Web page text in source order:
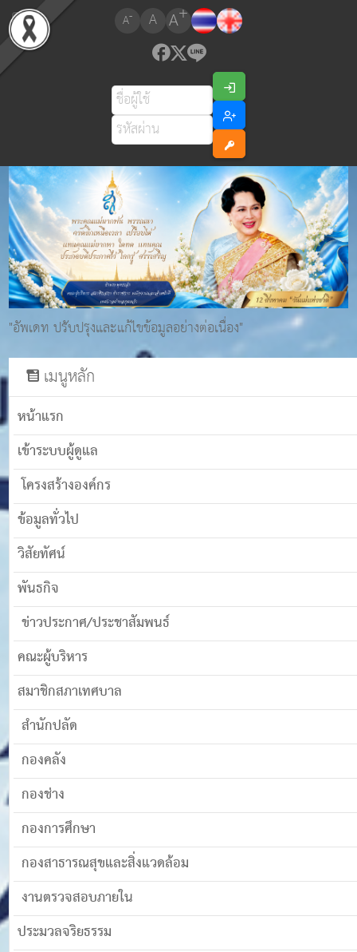
A- A A+
"อัพเดท ปรับปรุงและแก้ไขข้อมูลอย่างต่อเนื่อง"
เมนูหลัก
หน้าแรก
เข้าระบบผู้ดูแล
โครงสร้างองค์กร
ข้อมูลทั่วไป
วิสัยทัศน์
พันธกิจ
ข่าวประกาศ/ประชาสัมพนธ์
คณะผู้บริหาร
สมาชิกสภาเทศบาล
สำนักปลัด
กองคลัง
กองช่าง
กองการศึกษา
กองสาธารณสุขและสิ่งแวดล้อม
งานตรวจสอบภายใน
ประมวลจริยธรรม